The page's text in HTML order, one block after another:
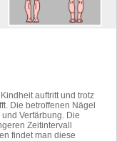
auftritt und trotz
Die betroffenen Nägel
Verfärbung. Die
Zeitintervall
findet man diese